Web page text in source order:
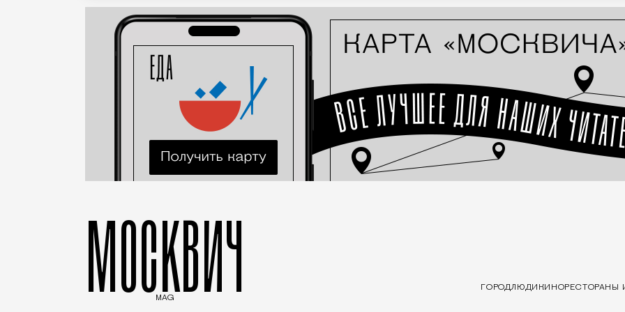
МОСКВИЧ
MAG
ГОРОДЛЮДИ КИНОРЕСТОРАНЫ